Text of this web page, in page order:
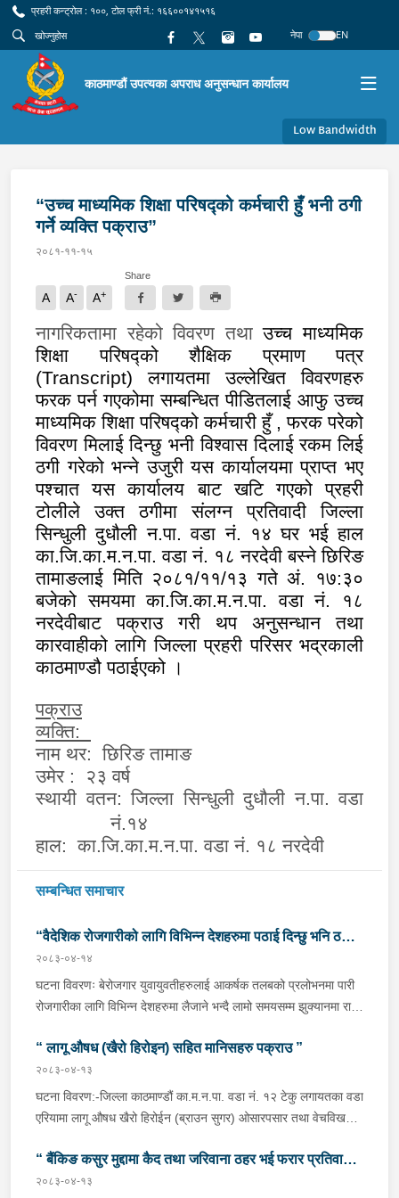
प्रहरी कन्ट्रोल : १००, टोल फ्री नं.: १६६००१४१५१६
नेपा
EN
काठमाण्डौं उपत्यका अपराध अनुसन्धान कार्यालय
Low Bandwidth
“उच्च माध्यमिक शिक्षा परिषद्को कर्मचारी हुँ भनी ठगी
गर्ने व्यक्ति पक्राउ”
२०८१-११-१५
A A- A+
Share
नागरिकतामा रहेको विवरण तथाउच्च माध्यमिक
शिक्षा परिषद्को शैक्षिक प्रमाण पत्र
(Transcript) लगायतमा उल्लेखित विवरणहरु
फरक पर्न गएकोमा सम्बन्धित पीडितलाई आफु उच्च
माध्यमिक शिक्षा परिषद्को कर्मचारी हुँ , फरक परेको
विवरण मिलाई दिन्छु भनी विश्वास दिलाई रकम लिई
ठगी गरेको भन्ने उजुरी यस कार्यालयमा प्राप्त भए
पश्चात यस कार्यालय बाट खटि गएको प्रहरी
टोलीले उक्त ठगीमा संलग्न प्रतिवादी जिल्ला
सिन्धुली दुधौली न.पा. वडा नं. १४ घर भई हाल
का.जि.का.म.न.पा. वडा नं. १८ नरदेवी बस्ने छिरिङ
तामाङलाई मिति २०८१/११/१३ गते अं. १७:३०
बजेको समयमा का.जि.का.म.न.पा. वडा नं. १८
नरदेवीबाट पक्राउ गरी थप अनुसन्धान तथा
कारवाहीको लागि जिल्ला प्रहरी परिसर भद्रकाली
काठमाण्डौ पठाईएको ।
पक्राउ
व्यक्ति:
नाम थर: छिरिङ तामाङ
उमेर : २३ वर्ष
स्थायी वतन:जिल्ला सिन्धुली दुधौली न.पा. वडा
नं.१४
हाल: का.जि.का.म.न.पा. वडा नं. १८ नरदेवी
सम्बन्धित समाचार
“वैदेशिक रोजगारीको लागि विभिन्न देशहरुमा पठाई दिन्छु भनि ठगी
गर्ने व्यक्तिहरु पक्राउ"
२०८३-०४-१४
घटना विवरणः बेरोजगार युवायुवतीहरुलाई आकर्षक तलबको प्रलोभनमा पारी
रोजगारीका लागि विभिन्न देशहरुमा लैजाने भन्दै लामो समयसम्म झुक्यानमा राखि
अनुसन्धान हुँदा विदेश पठाउने भनि ठगी गर्ने निम्न प्रतिवादीहरुलाई काठमाडौं
उपत्यकाका विभिन्न स्थानहरुबाट पक्राउ गरी थप अनुसन्धान तथा आवश्यक
कारवाहीको लागि वैदेशिक रोजगार विभाग ताहाचल, काठमाडौं पठाईएको ।
पक्राउ व्यक्तिहरुको विवरणः-१. नाम थर :- पवन कुमार के.सी.
गा.पा. वडा नं.०६ । हाल :- जिल्ला काठमाडौं टोखा न.पा. वडा
नं.१० । देश :- सिंगापुर रकम :-
“ लागू औषध (खैरो हिरोइन) सहित मानिसहरु पक्राउ ”
२०८३-०४-१३
घटना विवरण:-जिल्ला काठमाण्डौं का.म.न.पा. वडा नं. १२ टेकु लगायतका वडा
एरियामा लागू औषध खैरो हिरोईन (ब्राउन सुगर) ओसारपसार तथा वेचविखन
टोलीले मिति २०८३/०४/१२ गते अं १९;०० बजेको समयमा जिल्ला काठमाण्डौं
का.म.न.पा.वडा नं.१२ टेकु मयलवारीमा बा ४६ प १६२ नम्बरको स्कुटर रोकी
“ बैंकिङ कसुर मुद्दामा कैद तथा जरिवाना ठहर भई फरार प्रतिवादी
पक्राउ”
२०८३-०४-१३